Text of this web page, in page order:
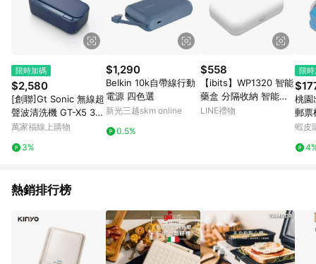
券等)，不具點數回饋資格。詳細請依東森購物ETMall之結帳頁面
顯示為準。 7. LINE購物設有「單一商品最高回饋點數」機制(特
殊活動時開放「回饋無上限」)，以同一訂單中同一商品不論件數
計算，並依訂單成立時間當下LINE購物所設定的回饋機制為準。
8. LINE購物為購物資訊整合性平台，商品資料更新會有時間差，
如顯示之商品規格、顏色、價位、贈品與東森購物ETMall銷售網
頁不符，以銷售網頁標示為準。 9. 若有贈點爭議，請務必於訂單
日期+180天以內至LINE購物客服洽詢；若超過180天(含)以上進
行申訴，恕無法贈點回饋。 10. 部分點數紅包僅限指定商品使
用，或不適用於無回饋商品。各點數紅包之適用商品與使用條件
請依點數紅包頁面規則為準。
限時加碼
$2,580
[創聯]Gt Sonic 無線超
聲波清洗機 GT-X5 3色
選
萬家福線上購物
3%
$1,290
Belkin 10k自帶線行動
電源 四色選
新光三越skm online
0.5%
$558
【ibits】WP1320 智能
藥盒 分隔收納 智能定
時提醒 蜂鳴器 一鍵靜
LINE禮物
限
桃園
郵票
y手
蝦皮
熱銷排行榜